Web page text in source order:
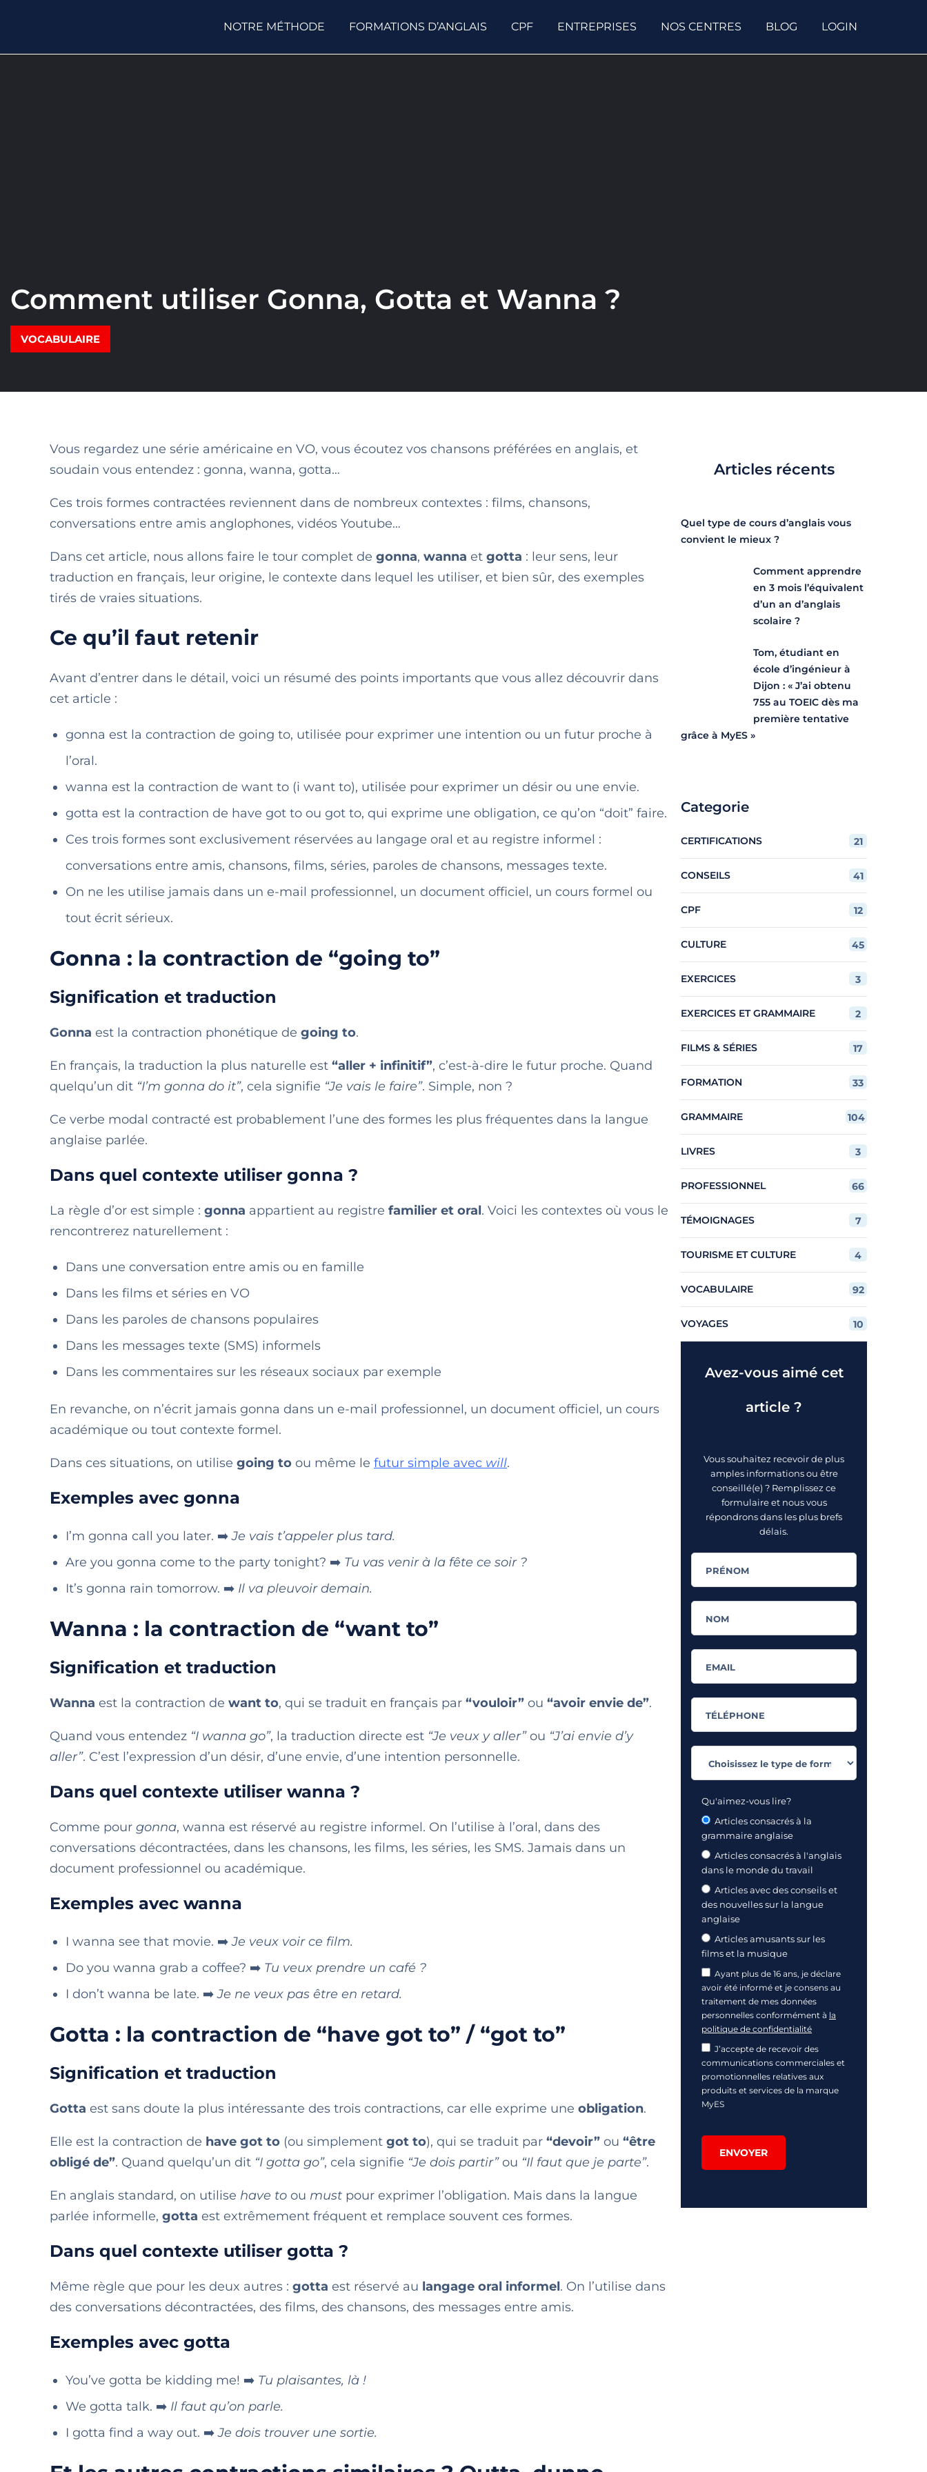
NOTRE MÉTHODE FORMATIONS D’ANGLAIS CPF ENTREPRISES NOS CENTRES BLOG LOGIN
Comment utiliser Gonna, Gotta et Wanna ?
VOCABULAIRE
Vous regardez une série américaine en VO, vous écoutez vos chansons préférées en anglais, et
soudain vous entendez : gonna, wanna, gotta…
Ces trois formes contractées reviennent dans de nombreux contextes : films, chansons,
conversations entre amis anglophones, vidéos Youtube…
Dans cet article, nous allons faire le tour complet de gonna, wanna et gotta : leur sens, leur
traduction en français, leur origine, le contexte dans lequel les utiliser, et bien sûr, des exemples
tirés de vraies situations.
Ce qu’il faut retenir
Avant d’entrer dans le détail, voici un résumé des points importants que vous allez découvrir dans
cet article :
gonna est la contraction de going to, utilisée pour exprimer une intention ou un futur proche à
l’oral.
wanna est la contraction de want to (i want to), utilisée pour exprimer un désir ou une envie.
gotta est la contraction de have got to ou got to, qui exprime une obligation, ce qu’on “doit” faire.
Ces trois formes sont exclusivement réservées au langage oral et au registre informel :
conversations entre amis, chansons, films, séries, paroles de chansons, messages texte.
On ne les utilise jamais dans un e-mail professionnel, un document officiel, un cours formel ou
tout écrit sérieux.
Gonna : la contraction de “going to”
Signification et traduction
Gonna est la contraction phonétique de going to.
En français, la traduction la plus naturelle est “aller + infinitif”, c’est-à-dire le futur proche. Quand
quelqu’un dit “I’m gonna do it”, cela signifie “Je vais le faire”. Simple, non ?
Ce verbe modal contracté est probablement l’une des formes les plus fréquentes dans la langue
anglaise parlée.
Dans quel contexte utiliser gonna ?
La règle d’or est simple : gonna appartient au registre familier et oral. Voici les contextes où vous le
rencontrerez naturellement :
Dans une conversation entre amis ou en famille
Dans les films et séries en VO
Dans les paroles de chansons populaires
Dans les messages texte (SMS) informels
Dans les commentaires sur les réseaux sociaux par exemple
En revanche, on n’écrit jamais gonna dans un e-mail professionnel, un document officiel, un cours
académique ou tout contexte formel.
Dans ces situations, on utilise going to ou même le futur simple avec will.
Exemples avec gonna
I’m gonna call you later. ➡️Je vais t’appeler plus tard.
Are you gonna come to the party tonight? ➡️ Tu vas venir à la fête ce soir ?
It’s gonna rain tomorrow. ➡️ Il va pleuvoir demain.
Wanna : la contraction de “want to”
Signification et traduction
Wanna est la contraction de want to, qui se traduit en français par “vouloir” ou “avoir envie de”.
Quand vous entendez “I wanna go”, la traduction directe est “Je veux y aller”ou “J’ai envie d’y
aller”. C’est l’expression d’un désir, d’une envie, d’une intention personnelle.
Dans quel contexte utiliser wanna ?
Comme pour gonna, wanna est réservé au registre informel. On l’utilise à l’oral, dans des
conversations décontractées, dans les chansons, les films, les séries, les SMS. Jamais dans un
document professionnel ou académique.
Exemples avec wanna
I wanna see that movie. ➡️Je veux voir ce film.
Do you wanna grab a coffee? ➡️ Tu veux prendre un café ?
I don’t wanna be late. ➡️Je ne veux pas être en retard.
Gotta : la contraction de “have got to” / “got to”
Signification et traduction
Gotta est sans doute la plus intéressante des trois contractions, car elle exprime une obligation.
Elle est la contraction de have got to (ou simplement got to), qui se traduit par “devoir” ou “être
obligé de”. Quand quelqu’un dit “I gotta go”, cela signifie “Je dois partir”ou “Il faut que je parte”.
En anglais standard, on utilise have to ou must pour exprimer l’obligation. Mais dans la langue
parlée informelle, gotta est extrêmement fréquent et remplace souvent ces formes.
Dans quel contexte utiliser gotta ?
Même règle que pour les deux autres : gotta est réservé au langage oral informel. On l’utilise dans
des conversations décontractées, des films, des chansons, des messages entre amis.
Exemples avec gotta
You’ve gotta be kidding me! ➡️ Tu plaisantes, là !
We gotta talk. ➡️ Il faut qu’on parle.
I gotta find a way out. ➡️Je dois trouver une sortie.
Articles récents
Quel type de cours d’anglais vous
convient le mieux ?
Comment apprendre
en 3 mois l’équivalent
d’un an d’anglais
scolaire ?
Tom, étudiant en
école d’ingénieur à
Dijon : « J’ai obtenu
755 au TOEIC dès ma
première tentative
grâce à MyES »
Categorie
CERTIFICATIONS 21
CONSEILS 41
CPF 12
CULTURE 45
EXERCICES 3
EXERCICES ET GRAMMAIRE 2
FILMS & SÉRIES 17
FORMATION 33
GRAMMAIRE 104
LIVRES 3
PROFESSIONNEL 66
TÉMOIGNAGES 7
TOURISME ET CULTURE 4
VOCABULAIRE 92
VOYAGES 10
Avez-vous aimé cet
article ?
Vous souhaitez recevoir de plus
amples informations ou être
conseillé(e) ? Remplissez ce
formulaire et nous vous
répondrons dans les plus brefs
délais.
Qu'aimez-vous lire?
Articles consacrés à la
grammaire anglaise
Articles consacrés à l'anglais
dans le monde du travail
Articles avec des conseils et
des nouvelles sur la langue
anglaise
Articles amusants sur les
films et la musique
Ayant plus de 16 ans, je déclare
avoir été informé et je consens au
traitement de mes données
personnelles conformément à la
politique de confidentialité
J’accepte de recevoir des
communications commerciales et
promotionnelles relatives aux
produits et services de la marque
MyES
ENVOYER